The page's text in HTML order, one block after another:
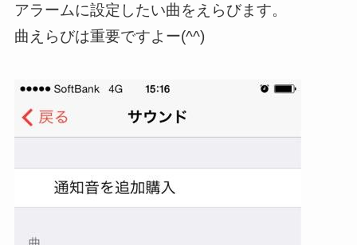
アラームに設定したい曲をえらびます。
曲えらびは重要ですよー(^^)